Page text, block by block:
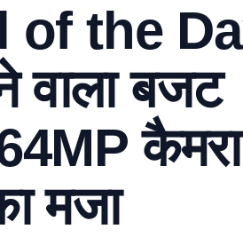
of the
वाला बजट
कैमरा
मजा